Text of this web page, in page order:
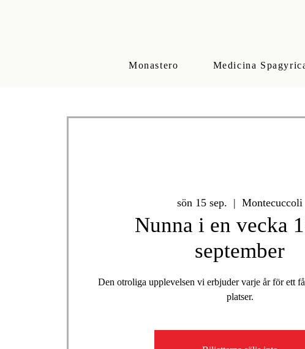
Monastero Medicina
sön 15 sep.
  |
Montecuccoli
Nunna i en vecka
september
Den otroliga upplevelsen vi erbjuder varje år för ett
platser.